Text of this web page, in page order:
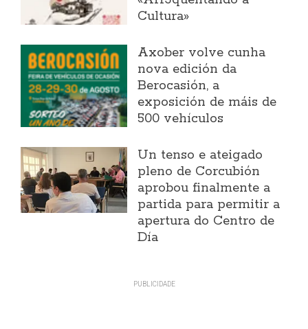
Cultura»
Axober volve cunha
nova edición da
Berocasión, a
exposición de máis de
500 vehículos
Un tenso e ateigado
pleno de Corcubión
aprobou finalmente a
partida para permitir a
apertura do Centro de
Día